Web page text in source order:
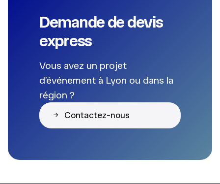
Demande de devis
express
Vous avez un projet
d’événement à Lyon ou dans la
région ?
Contactez-nous